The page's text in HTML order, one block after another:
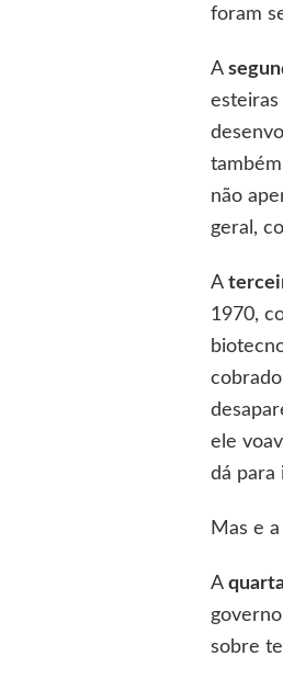
foram
A
não
geral,
A
1970,
ele
dá para
Mas e
A
sobre